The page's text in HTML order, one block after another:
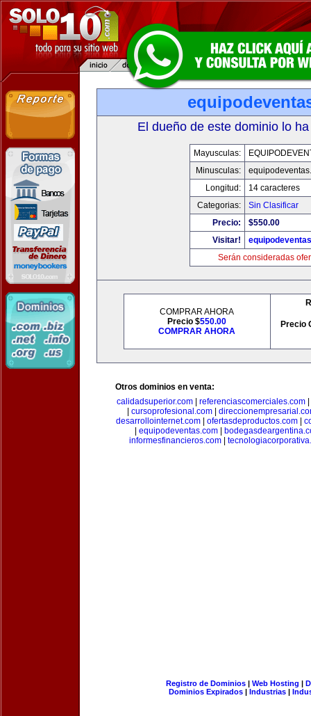
El dueño de este dominio lo
Mayusculas:
Minusculas:
Longitud:
14 caracteres
Categorias:
Sin Clasificar
Precio:
$550.00
Visitar!
Serán consideradas
COMPRAR AHORA
Precio $550.00
COMPRAR AHORA
Precio
Otros dominios en venta:
calidadsuperior.com| referenciascomerciales.com|
cursoprofesional.com|
desarrollointernet.com| ofertasdeproductos.com|
equipodeventas.com
informesfinancieros.com
Registro de Dominios| Web Hosting |
Dominios Expirados | Industrias |